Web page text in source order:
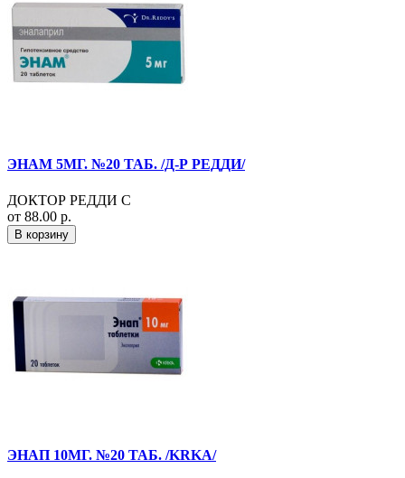
ЭНАМ 5МГ. №20 ТАБ. /Д-Р РЕДДИ/
ДОКТОР РЕДДИ С
от 88.00 р.
В корзину
ЭНАП 10МГ. №20 ТАБ. /KRKA/